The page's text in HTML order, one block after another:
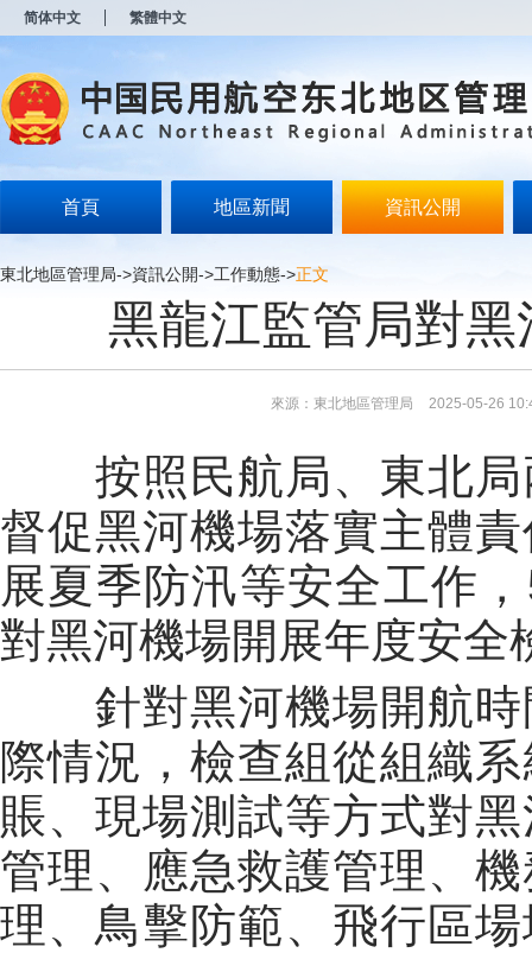
简体中文 繁體中文
首頁 地區新聞 資訊公開
東北地區管理局->資訊公開->工作動態->正文
黑龍江監管局對
來源：東北地區管理局 2025-05-26
按照民航局、東北局
督促黑河機場落實主體
展夏季防汛等安全工作
對黑河機場開展年度安全
針對黑河機場開航時
際情況，檢查組從組織
賬、現場測試等方式對
管理、應急救護管理、
理、鳥擊防範、飛行區
开
无
障
说
按
Alt
键